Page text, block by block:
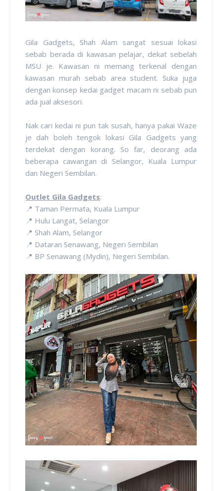
Gila Gadgets, Shah Alam sangat sesuai lokasi
sebab berada di kawasan pelajar, dekat sebelah
MSU je. Kawasan ni memang terkenal dengan
kawasan murah sebab area student. Suka juga
dengan konsep kedai gadget macam ni sebab pun
ada jual aksesori.
Nak cari kedai ni pun tak susah, hanya pakai Waze
je dah boleh tengok lokasi Gila Gadgets yang
terdekat dengan korang. So far, deorang ada
beberapa cawangan di Selangor, Kuala Lumpur
dan Negeri Sembilan.
Outlet Gila Gadgets:
📍 Taman Permata, Kuala Lumpur
📍 Hulu Langat, Selangor
📍 Shah Alam, Selangor
📍 Dataran Senawang, Negeri Sembilan
📍 BP Senawang (Mydin), Negeri Sembilan.